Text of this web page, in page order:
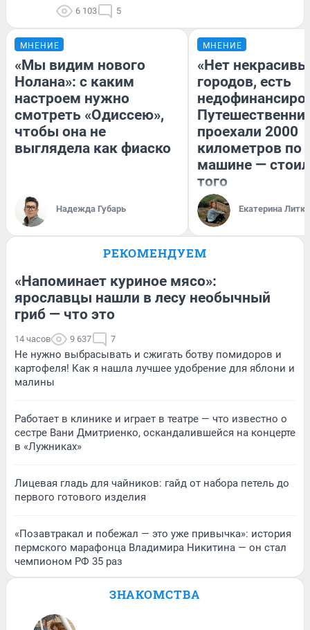
6 103 5
МНЕНИЕ
«Мы видим нового
Нолана»: с каким
настроем нужно
смотреть «Одиссею»,
чтобы она не
выглядела как фиаско
Надежда Губарь
МНЕНИЕ
«Нет
городов, есть
проехали 2000
километров по
машине —
того
Екатерина
РЕКОМЕНДУЕМ
«Напоминает куриное мясо»:
ярославцы нашли в лесу необычный
гриб — что это
14 часов 9 637 7
Не нужно выбрасывать и сжигать ботву помидоров и
картофеля! Как я нашла лучшее удобрение для яблони и
малины
Работает в клинике и играет в театре — что известно о
сестре Вани Дмитриенко, оскандалившейся на концерте
в «Лужниках»
Лицевая гладь для чайников: гайд от набора петель до
первого готового изделия
«Позавтракал и побежал — это уже привычка»: история
пермского марафонца Владимира Никитина — он стал
чемпионом РФ 35 раз
ЗНАКОМСТВА